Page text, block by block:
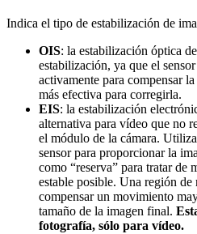
Indica el tipo de estabilización de
OIS: la estabilización óptica
estabilización, ya que el
activamente para compensar
más efectiva para corregirla.
EIS: la estabilización
alternativa para vídeo que no
el módulo de la cámara.
sensor para proporcionar la
como “reserva” para tratar de
estable posible. Una región de
compensar un movimiento
tamaño de la imagen final.
fotografía, sólo para vídeo.